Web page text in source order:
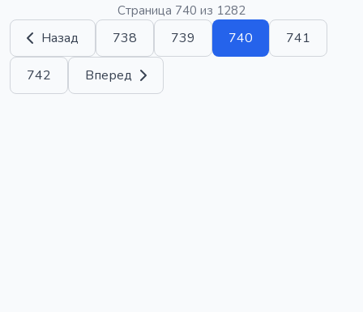
Страница 740 из 1282
Назад 738 739 740 741
742 Вперед